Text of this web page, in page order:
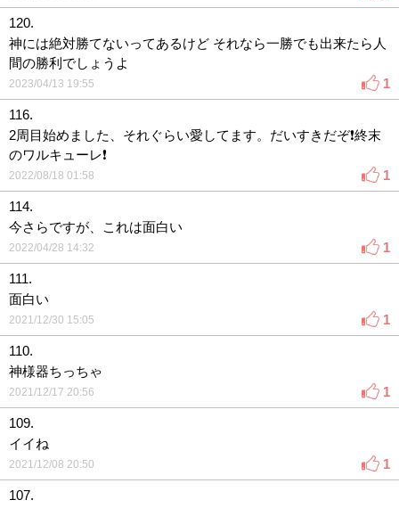
120.
神には絶対勝てないってあるけど それなら一勝でも出来たら人
間の勝利でしょうよ
2023/04/13 19:55 1
116.
2周目始めました、それぐらい愛してます。だいすきだぞ❗️終末
のワルキューレ❗️
2022/08/18 01:58 1
114.
今さらですが、これは面白い
2022/04/28 14:32 1
111.
面白い
2021/12/30 15:05 1
110.
神様器ちっちゃ
2021/12/17 20:56 1
109.
イイね
2021/12/08 20:50 1
107.